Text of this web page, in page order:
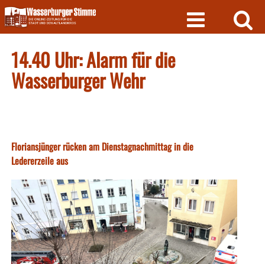
Skip
to
content
14.40 Uhr: Alarm für die
Wasserburger Wehr
Floriansjünger rücken am Dienstagnachmittag in die
Ledererzeile aus